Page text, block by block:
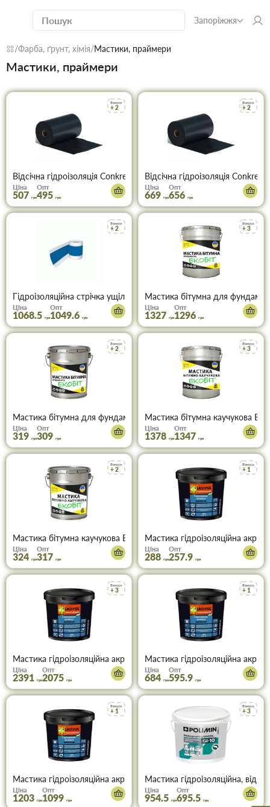
Запоріжжя
Фарба, ґрунт, хімія Мастики, праймери
Мастики, праймери
Бонуси
+ 2
Відсічна гідроізоляція Conkret ConfolAlfa 0,3*50м
Ціна
507 грн
Опт
495 грн
Бонуси
+ 2
Відсічна гідроізоляція
Ціна
669 грн
Опт
656 грн
Бонуси
+ 2
Гідроізоляційна стрічка ущільнююча Polimin GL-2 Aqua Barrier
Ціна
1068.5 грн
Опт
1049.6 грн
Бонуси
+ 3
Мастика бітумна для
Ціна
1327 грн
Опт
1296 грн
Бонуси
+ 2
Мастика бітумна для фундаменту Екобіт 3 кг
Ціна
319 грн
Опт
309 грн
Бонуси
+ 3
Мастика бітумна каучукова
Ціна
1378 грн
Опт
1347 грн
Бонуси
+ 2
Мастика бітумна каучукова Екобіт 3 кг
Ціна
324 грн
Опт
317 грн
Бонуси
+ 1
Мастика гідроізоляційна
Ціна
288 грн
Опт
257.9 грн
Бонуси
+ 3
Мастика гідроізоляційна акрилова Lacrysil WaterBlock 12 кг
Ціна
2391 грн
Опт
2075 грн
Бонуси
+ 1
Мастика гідроізоляційна
Ціна
684 грн
Опт
595.9 грн
Бонуси
+ 1
Мастика гідроізоляційна акрилова Lacrysil WaterBlock 6 кг
Ціна
1203 грн
Опт
1099 грн
Бонуси
+ 3
Мастика гідроізоляційна,
Ціна
954.5 грн
Опт
695.5 грн